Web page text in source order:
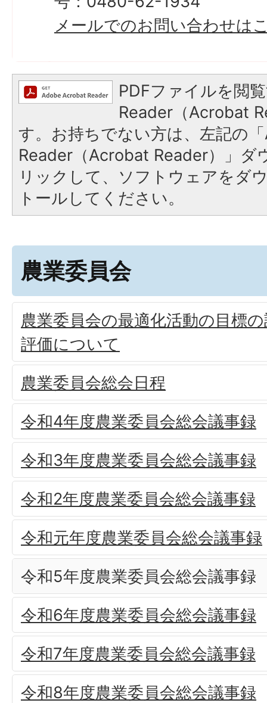
メールでのお問い合わせは
PDFファイルを閲
Reader（Acrobat
す。お持ちでない方は、左記の
Reader（Acrobat Reader）」ダ
リックして、ソフトウェアをダ
トールしてください。
農業委員会
農業委員会の最適化活動の目標
評価について
農業委員会総会日程
令和4年度農業委員会総会議事録
令和3年度農業委員会総会議事録
令和2年度農業委員会総会議事録
令和元年度農業委員会総会議事録
令和5年度農業委員会総会議事録
令和6年度農業委員会総会議事録
令和7年度農業委員会総会議事録
令和8年度農業委員会総会議事録